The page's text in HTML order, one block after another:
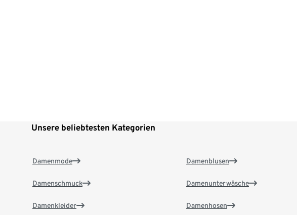
Unsere beliebtesten Kategorien
Damenmode
Damenschmuck
Damenkleider
Damenblusen
Damenunterwäsche
Damenhosen